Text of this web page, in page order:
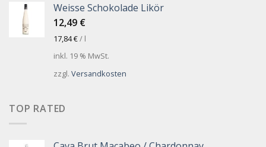
Weisse Schokolade Likör
12,49 €
17,84€/ l
inkl. 19 % MwSt.
zzgl. Versandkosten
TOP RATED